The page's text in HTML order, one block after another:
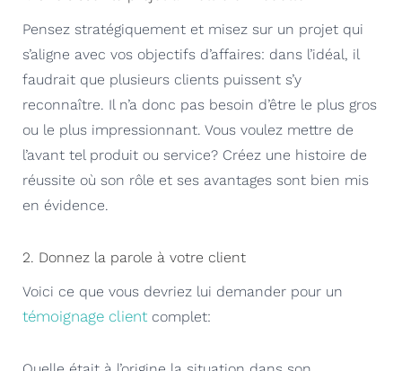
Pensez stratégiquement et misez sur un projet qui
s’aligne avec vos objectifs d’affaires: dans l’idéal, il
faudrait que plusieurs clients puissent s’y
reconnaître. Il n’a donc pas besoin d’être le plus gros
ou le plus impressionnant. Vous voulez mettre de
l’avant tel produit ou service? Créez une histoire de
réussite où son rôle et ses avantages sont bien mis
en évidence.
2. Donnez la parole à votre client
Voici ce que vous devriez lui demander pour un
témoignage client complet: